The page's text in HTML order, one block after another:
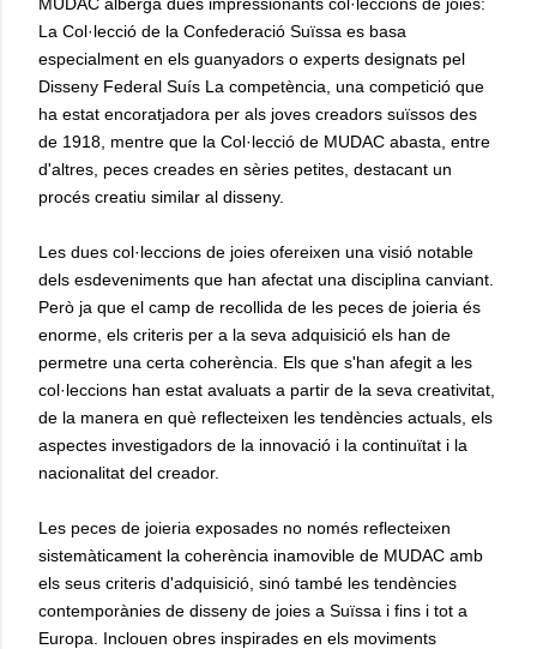
La Col·lecció de la Confederació Suïssa es basa
especialment en els guanyadors o experts designats pel
Disseny Federal Suís La competència, una competició que
ha estat encoratjadora per als joves creadors suïssos des
de 1918, mentre que la Col·lecció de MUDAC abasta, entre
d'altres, peces creades en sèries petites, destacant un
procés creatiu similar al disseny.
Les dues col·leccions de joies ofereixen una visió notable
dels esdeveniments que han afectat una disciplina canviant.
Però ja que el camp de recollida de les peces de joieria és
enorme, els criteris per a la seva adquisició els han de
permetre una certa coherència. Els que s'han afegit a les
col·leccions han estat avaluats a partir de la seva creativitat,
de la manera en què reflecteixen les tendències actuals, els
aspectes investigadors de la innovació i la continuïtat i la
nacionalitat del creador.
Les peces de joieria exposades no només reflecteixen
sistemàticament la coherència inamovible de MUDAC amb
els seus criteris d'adquisició, sinó també les tendències
contemporànies de disseny de joies a Suïssa i fins i tot a
Europa. Inclouen obres inspirades en els moviments